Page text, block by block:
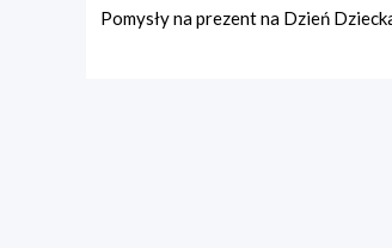
Pomysły na prezent na Dzień